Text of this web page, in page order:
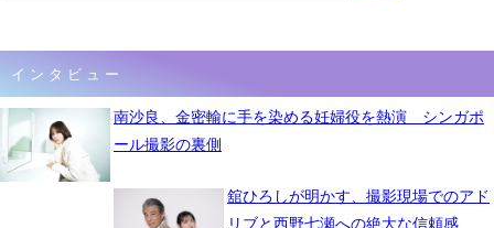
インタビュー
南沙良、金密輸に手を染める妊婦役を熱演 シンガポ
ール撮影の裏側
舘ひろしが明かす、撮影現場でのアド
リブと西野七瀬への絶大な信頼感